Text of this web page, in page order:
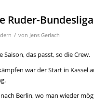
Ruder-
/ von Jens Gerlach
das passt, so die Crew.
war der Start in Kassel
Berlin, wo man wieder